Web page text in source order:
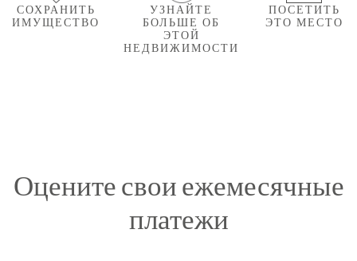
СОХРАНИТЬ
ИМУЩЕСТВО
УЗНАЙТЕ
БОЛЬШЕ ОБ
ЭТОЙ
НЕДВИЖИМОСТИ
ПОСЕТИТЬ
ЭТО МЕСТО
Оцените свои ежемесячные
платежи